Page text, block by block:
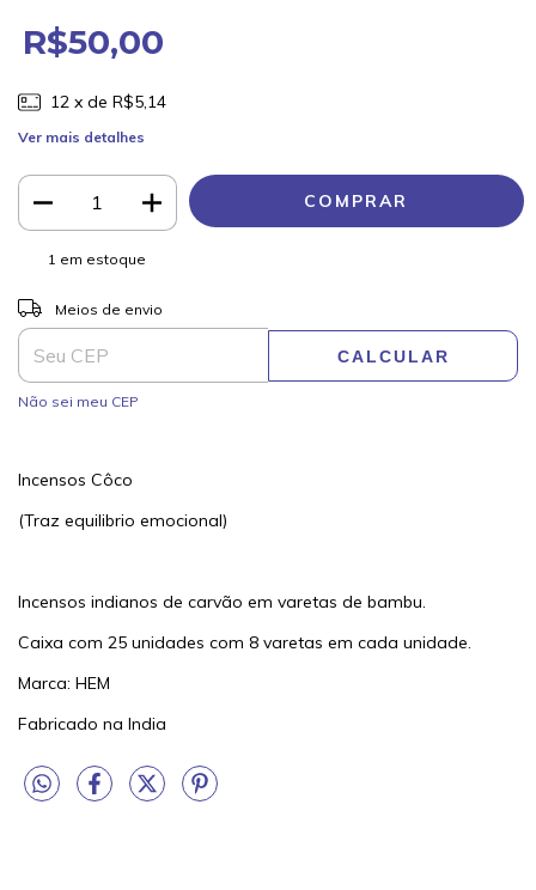
R$50,00
12 x de R$5,14
Ver mais detalhes
1 em estoque
Entregas para o CEP:
Meios de envio
CALCULAR
Não sei meu CEP
Incensos Côco
(Traz equilibrio emocional)
Incensos indianos de carvão em varetas de bambu.
Caixa com 25 unidades com 8 varetas em cada unidade.
Marca: HEM
Fabricado na India